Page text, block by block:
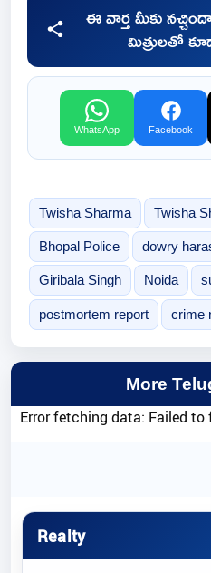
ఈ వార్త మీకు
మిత్రులతో
WhatsApp Facebook
Twisha Sharma Twisha
Bhopal Police dowry
Giribala Singh Noida
postmortem report crime
More
Error fetching data: Failed to
Realty